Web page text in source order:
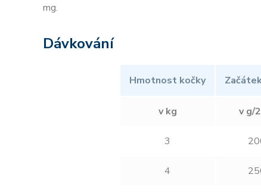
mg.
Dávkování
Hmotnost kočky
v kg v g/
3
4